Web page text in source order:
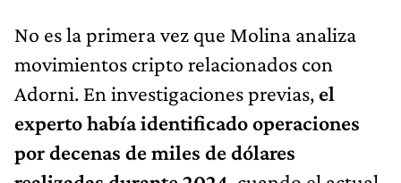
No es la primera vez que Molina analiza
movimientos cripto relacionados con
Adorni. En investigaciones previas, el
experto había identificado operaciones
por decenas de miles de dólares